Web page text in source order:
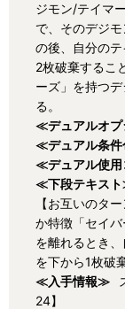
ジモン/テイマ
で、そのデジ
の後、自分の
2枚破棄するこ
ーズ」を持つ
る。
≪デュアルオ
≪デュアル条
≪デュアル使
≪下段テキス
【お互いのタ
か特徴「セイ
を離れるとき
を下から1枚破
≪入手情報≫
24】